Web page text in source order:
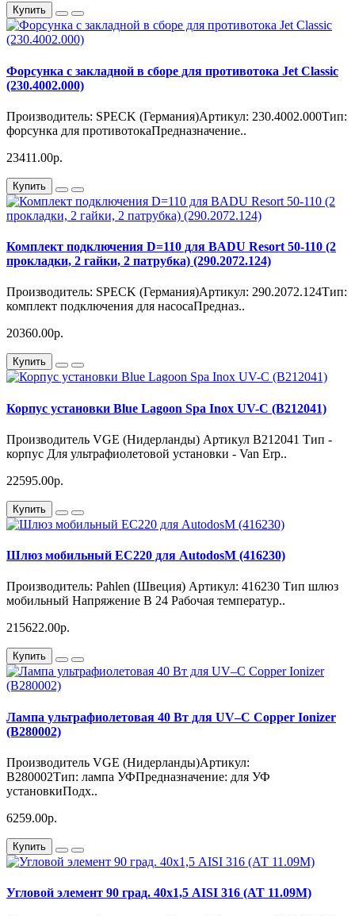
Купить
Форсунка с закладной в сборе для противотока Jet Classic
(230.4002.000)
Производитель: SPECK (Германия)Артикул: 230.4002.000Тип:
форсунка для противотокаПредназначение..
23411.00р.
Купить
Комплект подключения D=110 для BADU Resort 50-110 (2
прокладки, 2 гайки, 2 патрубка) (290.2072.124)
Производитель: SPECK (Германия)Артикул: 290.2072.124Тип:
комплект подключения для насосаПредназ..
20360.00р.
Купить
Корпус установки Blue Lagoon Spa Inox UV-C (B212041)
Производитель VGE (Нидерланды) Артикул B212041 Тип -
корпус Для ультрафиолетовой установки - Van Erp..
22595.00р.
Купить
Шлюз мобильный ЕС220 для AutodosM (416230)
Производитель: Pahlen (Швеция) Артикул: 416230 Тип шлюз
мобильный Напряжение В 24 Рабочая температур..
215622.00р.
Купить
Лампа ультрафиолетовая 40 Вт для UV–C Copper Ionizer
(B280002)
Производитель VGE (Нидерланды)Артикул:
B280002Тип: лампа УФПредназначение: для УФ
установкиПодх..
6259.00р.
Купить
Угловой элемент 90 град. 40х1,5 AISI 316 (АТ 11.09М)